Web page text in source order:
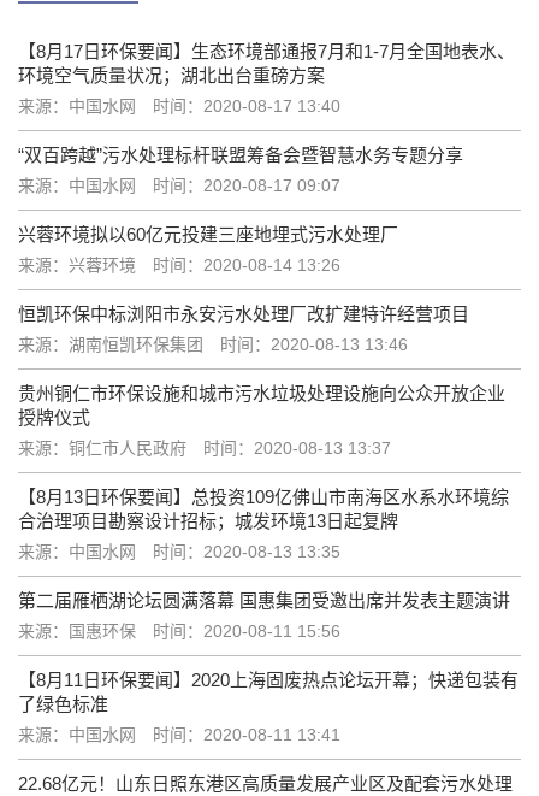
【8月17日环保要闻】生态环境部通报7月和1-7月全国地表水、
环境空气质量状况；湖北出台重磅方案
来源：中国水网 时间：2020-08-17 13:40
“双百跨越”污水处理标杆联盟筹备会暨智慧水务专题分享
来源：中国水网 时间：2020-08-17 09:07
兴蓉环境拟以60亿元投建三座地埋式污水处理厂
来源：兴蓉环境 时间：2020-08-14 13:26
恒凯环保中标浏阳市永安污水处理厂改扩建特许经营项目
来源：湖南恒凯环保集团 时间：2020-08-13 13:46
贵州铜仁市环保设施和城市污水垃圾处理设施向公众开放企业
授牌仪式
来源：铜仁市人民政府 时间：2020-08-13 13:37
【8月13日环保要闻】总投资109亿佛山市南海区水系水环境综
合治理项目勘察设计招标；城发环境13日起复牌
来源：中国水网 时间：2020-08-13 13:35
第二届雁栖湖论坛圆满落幕 国惠集团受邀出席并发表主题演讲
来源：国惠环保 时间：2020-08-11 15:56
【8月11日环保要闻】2020上海固废热点论坛开幕；快递包装有
了绿色标准
来源：中国水网 时间：2020-08-11 13:41
22.68亿元！山东日照东港区高质量发展产业区及配套污水处理